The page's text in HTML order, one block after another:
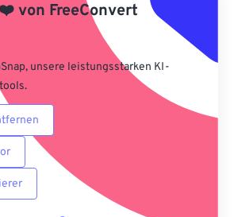
speichern
❤️von FreeConvert
unsere leistungsstarken KI-